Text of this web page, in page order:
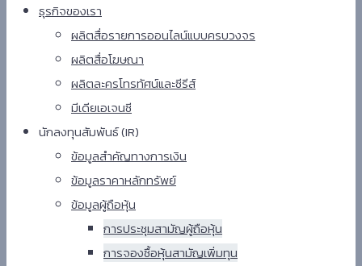
ธุรกิจ​ของเรา
ผลิตสื่อรายการออนไลน์แบบครบวงจร
ผลิตสื่อโฆษณา
ผลิตละครโทรทัศน์และซีรีส์
มีเดียเอเจนซี
นักลงทุนสัมพันธ์ (IR)​
ข้อมูลสำคัญทางการเงิน
ข้อมูลราคาหลักทรัพย์​
ข้อมูลผู้ถือหุ้น
การประชุมสามัญผู้ถือหุ้น
การจองซื้อหุ้นสามัญเพิ่มทุน